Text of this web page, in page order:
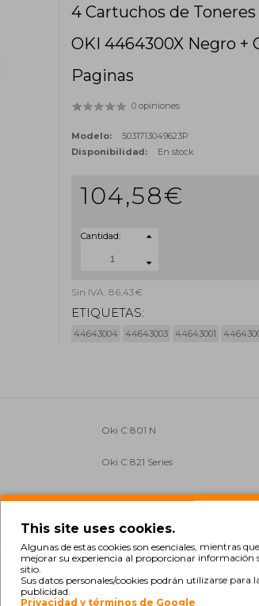
4 Cartuchos de
OKI 4464300X Negro +
Paginas
0 opiniones
Modelo:
5031713049623P
Disponibilidad:
En stock
104,58€
Cantidad:
Sin IVA: 86,43€
ETIQUETAS:
44643004 44643003 44643001
Oki C 801 N
Oki C 821 Series
This site uses cookies.
Algunas de estas cookies son esenciales, mientras
mejorar su experiencia al proporcionar información
sitio.
Sus datos personales/cookies podrán utilizarse para
publicidad.
Privacidad y términos de Google